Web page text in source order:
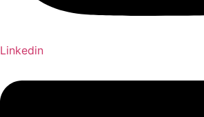
Linkedin